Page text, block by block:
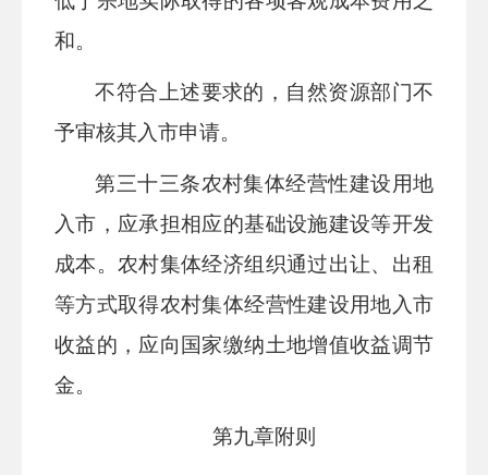
和。
不符合上述要求的，自然资源部门不
予审核其入市申请。
第三十三条农村集体经营性建设用地
入市，应承担相应的基础设施建设等开发
成本。农村集体经济组织通过出让、出租
等方式取得农村集体经营性建设用地入市
收益的，应向国家缴纳土地增值收益调节
金。
第九章附则